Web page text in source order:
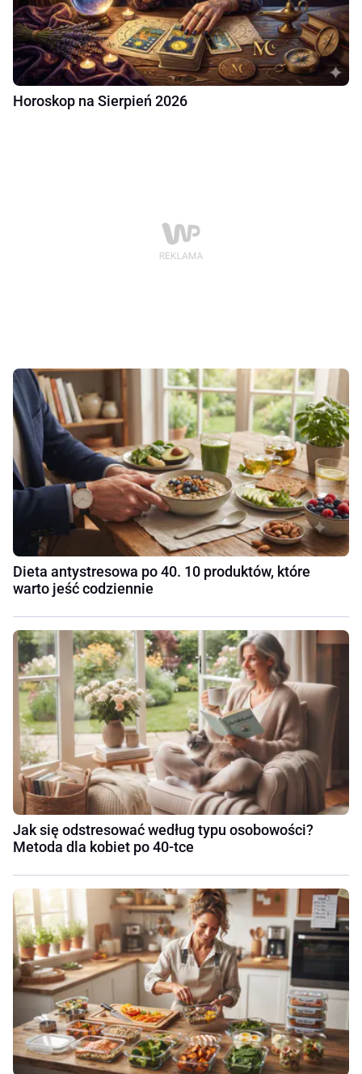
Horoskop na Sierpień 2026
Dieta antystresowa po 40. 10 produktów, które
warto jeść codziennie
Jak się odstresować według typu osobowości?
Metoda dla kobiet po 40-tce